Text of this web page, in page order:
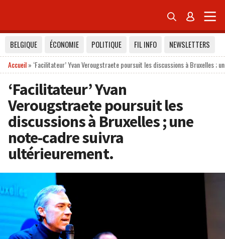
 
BELGIQUE ÉCONOMIE POLITIQUE FIL INFO
NEWSLETTERS
Accueil» ‘Facilitateur’ Yvan Verougstraete poursuit les discussions à Bruxelles ;
‘Facilitateur’ Yvan
Verougstraete poursuit les
discussions à Bruxelles ; une
note-cadre suivra
ultérieurement.